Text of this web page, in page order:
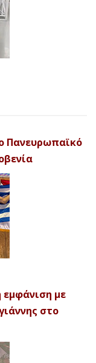
Πανευρωπαϊκό
με
στο